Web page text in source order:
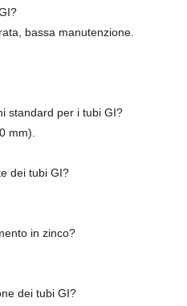
bassa manutenzione.
standard per i tubi GI?
mm).
dei tubi GI?
in zinco?
dei tubi GI?